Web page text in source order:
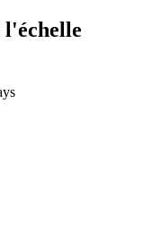
l'échelle